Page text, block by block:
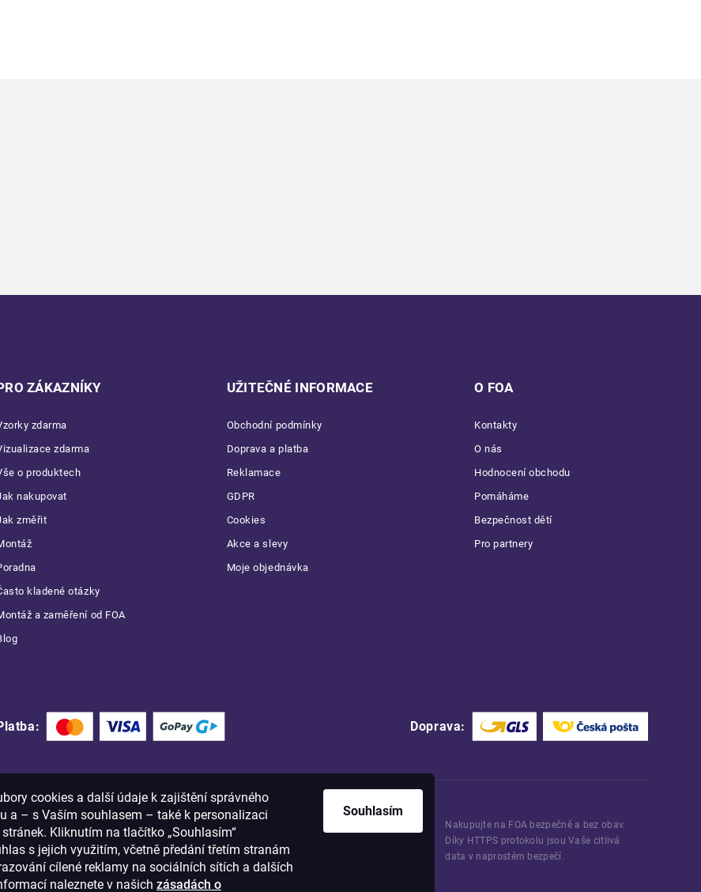
cookies a další údaje k zajištění správného
a – s Vaším souhlasem – také k personalizaci
Kliknutím na tlačítko „Souhlasím“
s jejich využitím, včetně předání třetím stranám
cílené reklamy na sociálních sítích a dalších
naleznete v našich zásadách o
Souhlasím
ZÁKAZNÍKY
zdarma
zdarma
o produktech
nakupovat
změřit
kladené otázky
a zaměření od FOA
UŽITEČNÉ INFORMACE
Obchodní podmínky
Doprava a platba
Reklamace
GDPR
Cookies
Akce a slevy
Moje objednávka
O FOA
Kontakty
O nás
Hodnocení obchodu
Pomáháme
Bezpečnost dětí
Pro partnery
Doprava:
Nakupujte na FOA bezpečně a bez obav.
Díky HTTPS protokolu jsou Vaše citlivá
data v naprostém bezpečí.